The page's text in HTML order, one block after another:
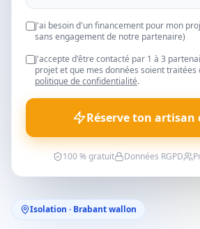
Isolation · Brabant wallon
J'ai besoin d'un financement pour mon
sans engagement de notre partenaire)
J'accepte d'être contacté par 1 à 3
projet et que mes données soient
politique de confidentialité.
Réserve ton artisan
100 % gratuit Données RGPD